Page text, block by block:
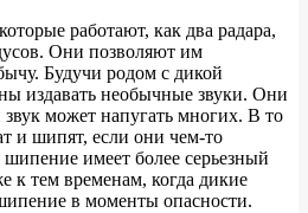
работают, как два радара,
Они позволяют им
Будучи родом с дикой
издавать необычные звуки. Они
может напугать многих. В то
и шипят, если они чем-то
имеет более серьезный
тем временам, когда дикие
в моменты опасности.